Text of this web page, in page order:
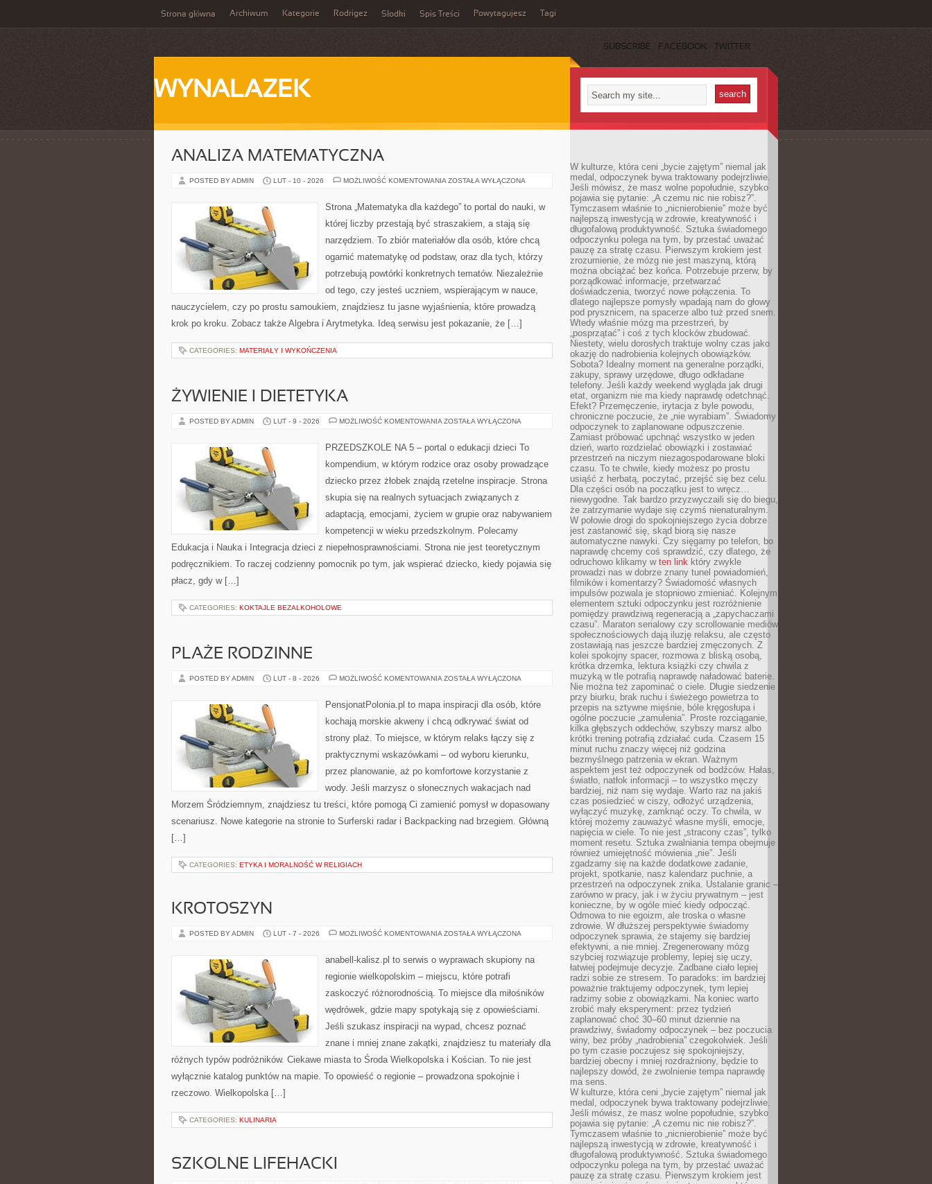
Strona główna Archiwum Kategorie Rodrigez Słodki Spis Treści Powytagujesz Tagi
SUBSCRIBE FACEBOOK TWITTER
WYNALAZEK
ANALIZA MATEMATYCZNA
POSTED BY ADMIN LUT - 10 - 2026 MOŻLIWOŚĆ KOMENTOWANIA ANALIZA
ZOSTAŁA WYŁĄCZONA
Strona „Matematyka dla każdego” to portal do nauki, w
której liczby przestają być straszakiem, a stają się
narzędziem. To zbiór materiałów dla osób, które chcą
ogarnić matematykę od podstaw, oraz dla tych, którzy
potrzebują powtórki konkretnych tematów. Niezależnie
od tego, czy jesteś uczniem, wspierającym w nauce,
nauczycielem, czy po prostu samoukiem, znajdziesz tu jasne wyjaśnienia, które prowadzą
krok po kroku. Zobacz także Algebra i Arytmetyka. Ideą serwisu jest pokazanie, że […]
CATEGORIES: MATERIAŁY I WYKOŃCZENIA
ŻYWIENIE I DIETETYKA
POSTED BY ADMIN LUT - 9 - 2026 MOŻLIWOŚĆ KOMENTOWANIA ŻYWIENIE
ZOSTAŁA WYŁĄCZONA
PRZEDSZKOLE NA 5 – portal o edukacji dzieci To
kompendium, w którym rodzice oraz osoby prowadzące
dziecko przez żłobek znajdą rzetelne inspiracje. Strona
skupia się na realnych sytuacjach związanych z
adaptacją, emocjami, życiem w grupie oraz nabywaniem
kompetencji w wieku przedszkolnym. Polecamy
Edukacja i Nauka i Integracja dzieci z niepełnosprawnościami. Strona nie jest teoretycznym
podręcznikiem. To raczej codzienny pomocnik po tym, jak wspierać dziecko, kiedy pojawia się
płacz, gdy w […]
CATEGORIES: KOKTAJLE BEZALKOHOLOWE
PLAŻE RODZINNE
POSTED BY ADMIN LUT - 8 - 2026 MOŻLIWOŚĆ KOMENTOWANIA PLAŻE
ZOSTAŁA WYŁĄCZONA
PensjonatPolonia.pl to mapa inspiracji dla osób, które
kochają morskie akweny i chcą odkrywać świat od
strony plaż. To miejsce, w którym relaks łączy się z
praktycznymi wskazówkami – od wyboru kierunku,
przez planowanie, aż po komfortowe korzystanie z
wody. Jeśli marzysz o słonecznych wakacjach nad
Morzem Śródziemnym, znajdziesz tu treści, które pomogą Ci zamienić pomysł w dopasowany
scenariusz. Nowe kategorie na stronie to Surferski radar i Backpacking nad brzegiem. Główną
[…]
CATEGORIES: ETYKA I MORALNOŚĆ W RELIGIACH
KROTOSZYN
POSTED BY ADMIN LUT - 7 - 2026 MOŻLIWOŚĆ KOMENTOWANIA KROTOSZYN
ZOSTAŁA WYŁĄCZONA
anabell-kalisz.pl to serwis o wyprawach skupiony na
regionie wielkopolskim – miejscu, które potrafi
zaskoczyć różnorodnością. To miejsce dla miłośników
wędrówek, gdzie mapy spotykają się z opowieściami.
Jeśli szukasz inspiracji na wypad, chcesz poznać
znane i mniej znane zakątki, znajdziesz tu materiały dla
różnych typów podróżników. Ciekawe miasta to Środa Wielkopolska i Kościan. To nie jest
wyłącznie katalog punktów na mapie. To opowieść o regionie – prowadzona spokojnie i
rzeczowo. Wielkopolska […]
CATEGORIES: KULINARIA
SZKOLNE LIFEHACKI
W kulturze, która ceni „bycie zajętym” niemal jak
medal, odpoczynek bywa traktowany podejrzliwie.
Jeśli mówisz, że masz wolne popołudnie, szybko
pojawia się pytanie: „A czemu nic nie robisz?”.
Tymczasem właśnie to „nicnierobienie” może być
najlepszą inwestycją w zdrowie, kreatywność i
długofalową produktywność. Sztuka świadomego
odpoczynku polega na tym, by przestać uważać
pauzę za stratę czasu. Pierwszym krokiem jest
zrozumienie, że mózg nie jest maszyną, którą
można obciążać bez końca. Potrzebuje przerw, by
porządkować informacje, przetwarzać
doświadczenia, tworzyć nowe połączenia. To
dlatego najlepsze pomysły wpadają nam do głowy
pod prysznicem, na spacerze albo tuż przed snem.
Wtedy właśnie mózg ma przestrzeń, by
„posprzątać” i coś z tych klocków zbudować.
Niestety, wielu dorosłych traktuje wolny czas jako
okazję do nadrobienia kolejnych obowiązków.
Sobota? Idealny moment na generalne porządki,
zakupy, sprawy urzędowe, długo odkładane
telefony. Jeśli każdy weekend wygląda jak drugi
etat, organizm nie ma kiedy naprawdę odetchnąć.
Efekt? Przemęczenie, irytacja z byle powodu,
chroniczne poczucie, że „nie wyrabiam”. Świadomy
odpoczynek to zaplanowane odpuszczenie.
Zamiast próbować upchnąć wszystko w jeden
dzień, warto rozdzielać obowiązki i zostawiać
przestrzeń na niczym niezagospodarowane bloki
czasu. To te chwile, kiedy możesz po prostu
usiąść z herbatą, poczytać, przejść się bez celu.
Dla części osób na początku jest to wręcz…
niewygodne. Tak bardzo przyzwyczaili się do biegu,
że zatrzymanie wydaje się czymś nienaturalnym.
W połowie drogi do spokojniejszego życia dobrze
jest zastanowić się, skąd biorą się nasze
automatyczne nawyki. Czy sięgamy po telefon, bo
naprawdę chcemy coś sprawdzić, czy dlatego, że
odruchowo klikamy w ten link który zwykle
prowadzi nas w dobrze znany tunel powiadomień,
filmików i komentarzy? Świadomość własnych
impulsów pozwala je stopniowo zmieniać. Kolejnym
elementem sztuki odpoczynku jest rozróżnienie
pomiędzy prawdziwą regeneracją a „zapychaczami
czasu”. Maraton serialowy czy scrollowanie mediów
społecznościowych dają iluzję relaksu, ale często
zostawiają nas jeszcze bardziej zmęczonych. Z
kolei spokojny spacer, rozmowa z bliską osobą,
krótka drzemka, lektura książki czy chwila z
muzyką w tle potrafią naprawdę naładować baterie.
Nie można też zapominać o ciele. Długie siedzenie
przy biurku, brak ruchu i świeżego powietrza to
przepis na sztywne mięśnie, bóle kręgosłupa i
ogólne poczucie „zamulenia”. Proste rozciąganie,
kilka głębszych oddechów, szybszy marsz albo
krótki trening potrafią zdziałać cuda. Czasem 15
minut ruchu znaczy więcej niż godzina
bezmyślnego patrzenia w ekran. Ważnym
aspektem jest też odpoczynek od bodźców. Hałas,
światło, natłok informacji – to wszystko męczy
bardziej, niż nam się wydaje. Warto raz na jakiś
czas posiedzieć w ciszy, odłożyć urządzenia,
wyłączyć muzykę, zamknąć oczy. To chwila, w
której możemy zauważyć własne myśli, emocje,
napięcia w ciele. To nie jest „stracony czas”, tylko
moment resetu. Sztuka zwalniania tempa obejmuje
również umiejętność mówienia „nie”. Jeśli
zgadzamy się na każde dodatkowe zadanie,
projekt, spotkanie, nasz kalendarz puchnie, a
przestrzeń na odpoczynek znika. Ustalanie granic –
zarówno w pracy, jak i w życiu prywatnym – jest
konieczne, by w ogóle mieć kiedy odpocząć.
Odmowa to nie egoizm, ale troska o własne
zdrowie. W dłuższej perspektywie świadomy
odpoczynek sprawia, że stajemy się bardziej
efektywni, a nie mniej. Zregenerowany mózg
szybciej rozwiązuje problemy, lepiej się uczy,
łatwiej podejmuje decyzje. Zadbane ciało lepiej
radzi sobie ze stresem. To paradoks: im bardziej
poważnie traktujemy odpoczynek, tym lepiej
radzimy sobie z obowiązkami. Na koniec warto
zrobić mały eksperyment: przez tydzień
zaplanować choć 30–60 minut dziennie na
prawdziwy, świadomy odpoczynek – bez poczucia
winy, bez próby „nadrobienia” czegokolwiek. Jeśli
po tym czasie poczujesz się spokojniejszy,
bardziej obecny i mniej rozdrażniony, będzie to
najlepszy dowód, że zwolnienie tempa naprawdę
ma sens.
W kulturze, która ceni „bycie zajętym” niemal jak
medal, odpoczynek bywa traktowany podejrzliwie.
Jeśli mówisz, że masz wolne popołudnie, szybko
pojawia się pytanie: „A czemu nic nie robisz?”.
Tymczasem właśnie to „nicnierobienie” może być
najlepszą inwestycją w zdrowie, kreatywność i
długofalową produktywność. Sztuka świadomego
odpoczynku polega na tym, by przestać uważać
pauzę za stratę czasu. Pierwszym krokiem jest